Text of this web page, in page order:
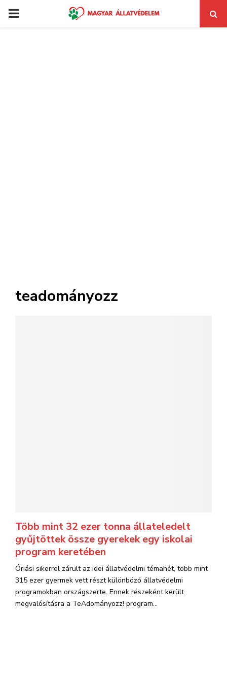
PRIMARY
teadományozz
Több mint 32 ezer tonna állateledelt
gyűjtöttek össze gyerekek egy iskolai
program keretében
Óriási sikerrel zárult az idei állatvédelmi témahét, több mint
315 ezer gyermek vett részt különböző állatvédelmi
programokban országszerte. Ennek részeként került
megvalósításra a TeAdományozz! program...